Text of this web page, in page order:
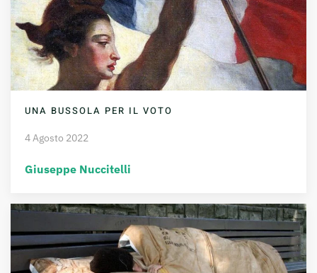
UNA BUSSOLA PER IL VOTO
4 Agosto 2022
Giuseppe Nuccitelli